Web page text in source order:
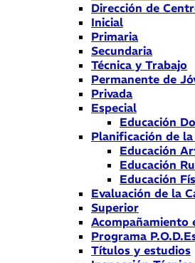
Dirección de
Inicial
Primaria
Secundaria
Técnica y Trabajo
Permanente de
Privada
Especial
Educación
Planificación de
Educación
Educación
Educación
Evaluación de la
Superior
Acompañamiento
Programa
Títulos y estudios